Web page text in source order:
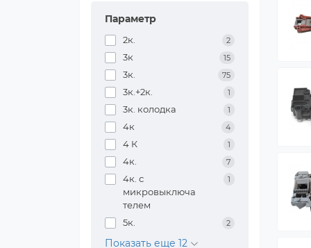
Параметр
2к. 2
3к 15
3к. 75
3к.+2к. 1
3к. колодка 1
4к 4
4 К 1
4к. 7
4к. с
микровыключа
телем
1
5к. 2
Показать еще 12